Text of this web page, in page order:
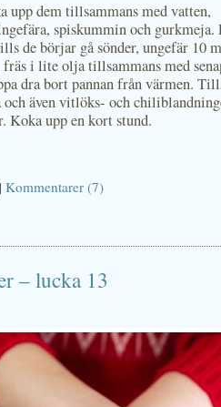
upp dem tillsammans med vatten,
spiskummin och gurkmeja.
de börjar gå sönder, ungefär 10
i lite olja tillsammans med
dra bort pannan från värmen.
även vitlöks- och
Koka upp en kort stund.
| Kommentarer (7)
– lucka 13